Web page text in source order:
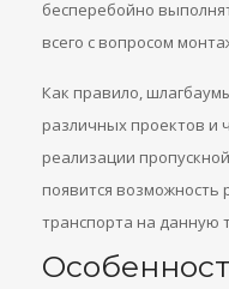
бесперебойно
всего с вопросом
Как правило,
различных проектов и
реализации
появится возможность
транспорта на данную